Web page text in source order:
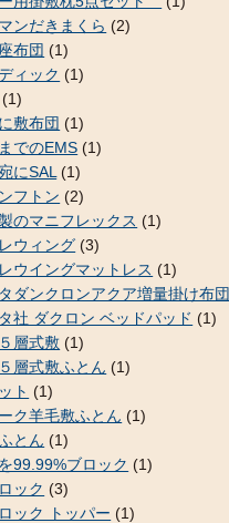
ンだきまくら (2)
布団 (1)
ィック (1)
(1)
敷布団 (1)
でのEMS (1)
にSAL (1)
フトン (2)
のマニフレックス (1)
ウィング (3)
ウイングマットレス (1)
ダンクロンアクア増量掛け布団
社 ダクロン ベッドパッド (1)
層式敷 (1)
層式敷ふとん (1)
ト (1)
ク羊毛敷ふとん (1)
とん (1)
99.99%ブロック (1)
ック (3)
ック トッパー (1)